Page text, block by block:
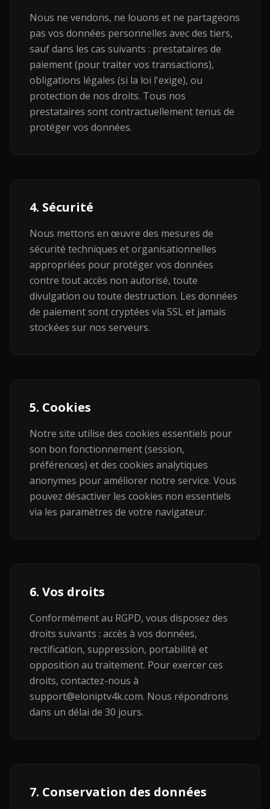
Nous ne vendons, ne louons et ne partageons
pas vos données personnelles avec des tiers,
sauf dans les cas suivants : prestataires de
paiement (pour traiter vos transactions),
obligations légales (si la loi l'exige), ou
protection de nos droits. Tous nos
prestataires sont contractuellement tenus de
protéger vos données.
4. Sécurité
Nous mettons en œuvre des mesures de
sécurité techniques et organisationnelles
appropriées pour protéger vos données
contre tout accès non autorisé, toute
divulgation ou toute destruction. Les données
de paiement sont cryptées via SSL et jamais
stockées sur nos serveurs.
5. Cookies
Notre site utilise des cookies essentiels pour
son bon fonctionnement (session,
préférences) et des cookies analytiques
anonymes pour améliorer notre service. Vous
pouvez désactiver les cookies non essentiels
via les paramètres de votre navigateur.
6. Vos droits
Conformément au RGPD, vous disposez des
droits suivants : accès à vos données,
rectification, suppression, portabilité et
opposition au traitement. Pour exercer ces
droits, contactez-nous à
support@eloniptv4k.com. Nous répondrons
dans un délai de 30 jours.
7. Conservation des données